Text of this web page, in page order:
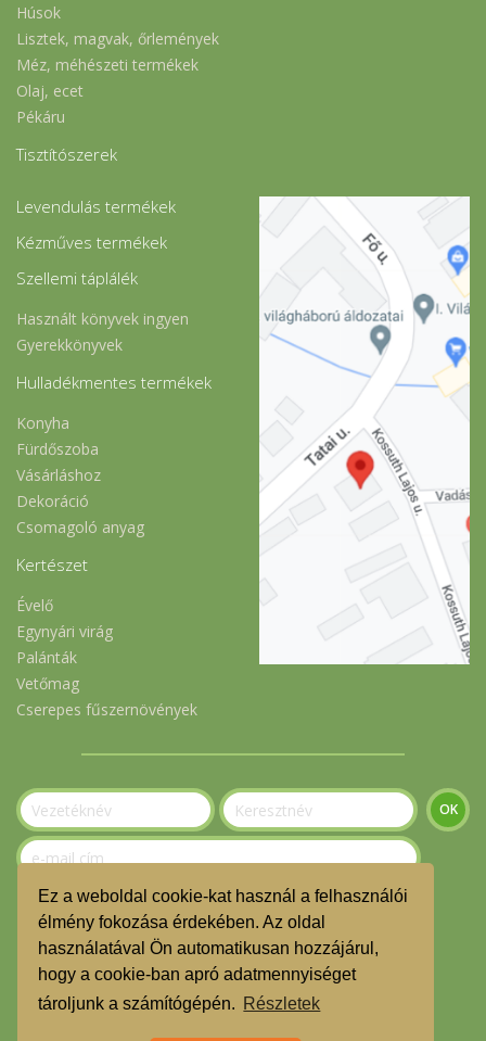
Ez a weboldal cookie-kat használ a felhasználói
élmény fokozása érdekében. Az oldal
használatával Ön automatikusan hozzájárul,
hogy a cookie-ban apró adatmennyiséget
tároljunk a számítógépén. Részletek
Húsok
Lisztek, magvak, őrlemények
Méz, méhészeti termékek
Olaj, ecet
Pékáru
Tisztítószerek
Levendulás termékek
Kézműves termékek
Szellemi táplálék
Használt könyvek ingyen
Gyerekkönyvek
Hulladékmentes termékek
Konyha
Fürdőszoba
Vásárláshoz
Dekoráció
Csomagoló anyag
Kertészet
Évelő
Egynyári virág
Palánták
Vetőmag
Cserepes fűszernövények
Szeretnék feliratkozni a hírlevélre.
© Gerecse Szatyor Közösség 2023
ÁSZF